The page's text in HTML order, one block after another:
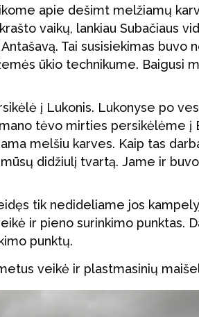
apie dešimt melžiamų
vaikų, lankiau Subačiaus
Tai susisiekimas buvo
ūkio technikume. Baigusi
į Lukonis. Lukonyse po
tėvo mirties persikėlėme į
melšiu karves. Kaip tas
didžiulį tvartą. Jame ir
tik nedideliame jos
ir pieno surinkimo punktas.
punktų.
veikė ir plastmasinių